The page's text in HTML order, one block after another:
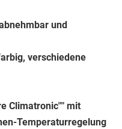
und
verschiedene
Climatronic"" mit
Temperaturregelung